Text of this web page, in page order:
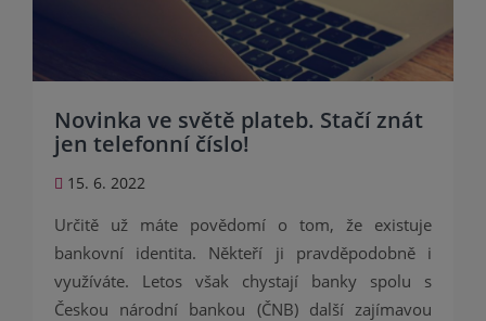
Novinka ve světě plateb. Stačí znát
jen telefonní číslo!
15. 6. 2022
Určitě už máte povědomí o tom, že existuje
bankovní identita. Někteří ji pravděpodobně i
využíváte. Letos však chystají banky spolu s
Českou národní bankou (ČNB) další zajímavou